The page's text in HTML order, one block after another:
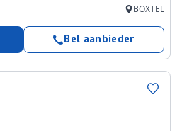
BOXTEL
Bel aanbieder